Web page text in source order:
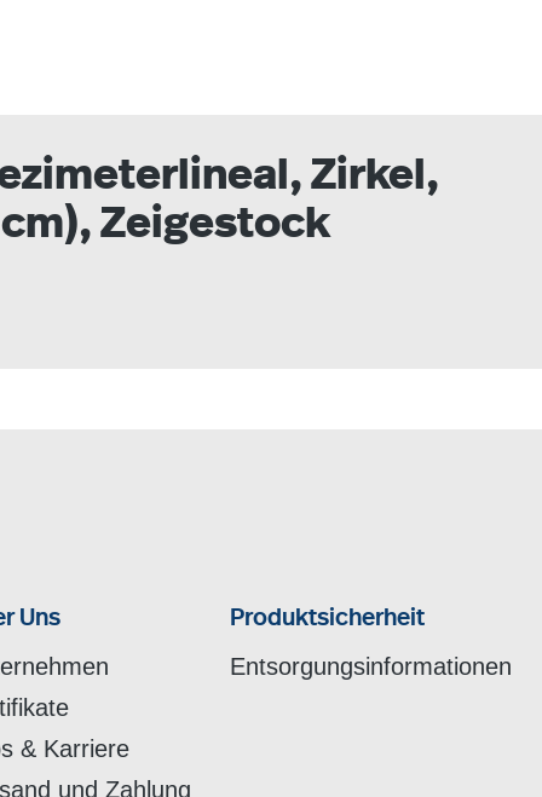
Zirkel,
Zeigestock
Uns
& Karriere
und Zahlung
Produktsicherheit
Entsorgungsinformationen